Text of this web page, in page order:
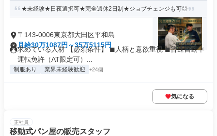
★未経験★日夜選択可★完全週休2日制★ジョブチェンジも可◎
〒143-0006東京都大田区平和島
月給30万1087円～35万5115円
求めている人材 【必須条件】 ◼︎人柄と意欲重視 ◼︎普通自動車
運転免許（AT限定可）...
制服あり 業界未経験歓迎 +24個
気になる
正社員
移動式パン屋の販売スタッフ